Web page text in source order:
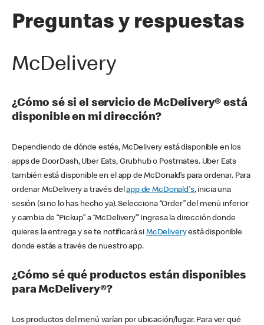
Preguntas y respuestas
McDelivery
¿Cómo sé si el servicio de McDelivery® está
disponible en mi dirección?
Dependiendo de dónde estés, McDelivery está disponible en los
apps de DoorDash, Uber Eats, Grubhub o Postmates. Uber Eats
también está disponible en el app de McDonald’s para ordenar. Para
ordenar McDelivery a través delapp de McDonald's, inicia una
sesión (si no lo has hecho ya). Selecciona “Order” del menú inferior
y cambia de “Pickup” a “McDelivery’” Ingresa la dirección donde
quieres la entrega y se te notificará si McDeliveryestá disponible
donde estás a través de nuestro app.
¿Cómo sé qué productos están disponibles
para McDelivery®?
Los productos del menú varían por ubicación/lugar. Para ver qué